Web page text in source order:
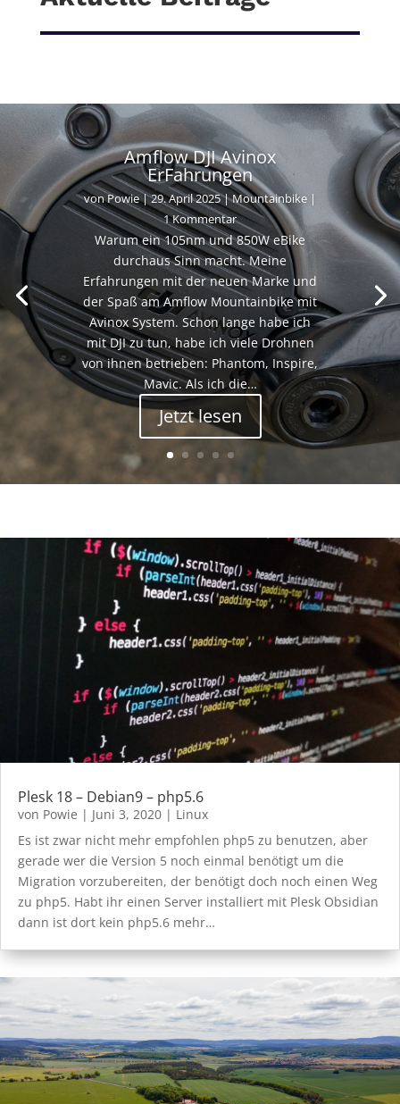
Amflow DJI Avinox
ErFahrungen
vonPowie|29. April 2025|Mountainbike |
1 Kommentar
Warum ein 105nm und 850W eBike
durchaus Sinn macht. Meine
Erfahrungen mit der neuen Marke und
der Spaß am Amflow Mountainbike mit
Avinox System. Schon lange habe ich
mit DJI zu tun, habe ich viele Drohnen
von ihnen betrieben: Phantom, Inspire,
Mavic. Als ich die…
Jetzt lesen
Plesk 18 – Debian9 – php5.6
von Powie | Juni 3, 2020 | Linux
Es ist zwar nicht mehr empfohlen php5 zu benutzen, aber
gerade wer die Version 5 noch einmal benötigt um die
Migration vorzubereiten, der benötigt doch noch einen Weg
zu php5. Habt ihr einen Server installiert mit Plesk Obsidian
dann ist dort kein php5.6 mehr…